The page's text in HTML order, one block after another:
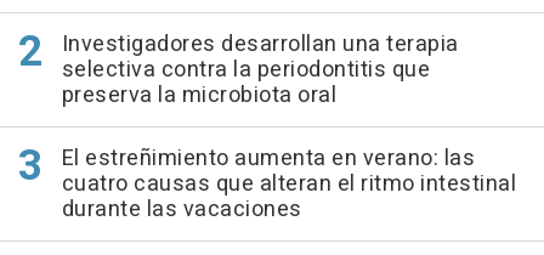
Investigadores desarrollan una terapia
selectiva contra la periodontitis que
preserva la microbiota oral
El estreñimiento aumenta en verano: las
cuatro causas que alteran el ritmo intestinal
durante las vacaciones